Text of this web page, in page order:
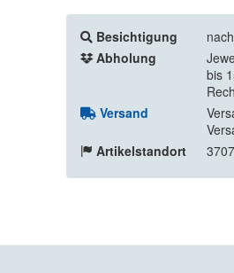
Besichtigung
Abholung
bis
Versand
Artikelstandort